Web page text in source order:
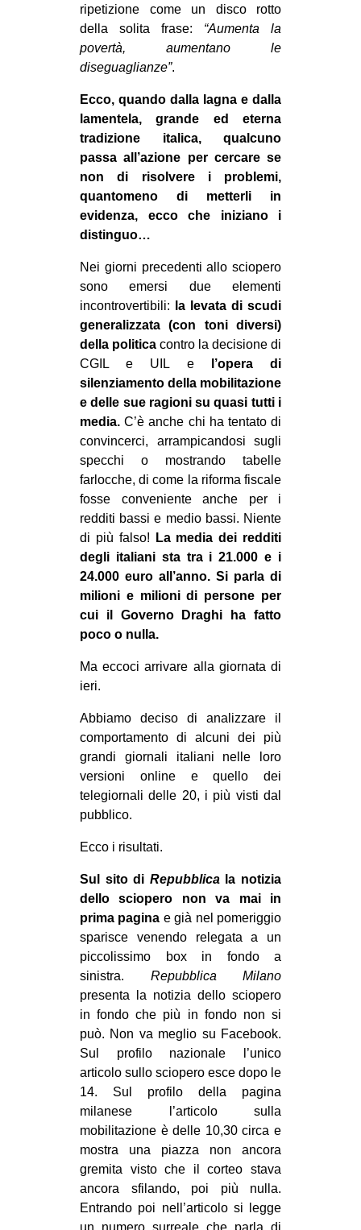
SEARCH
ripetizione come un disco rotto
della solita frase: “Aumenta la
povertà, aumentano le
diseguaglianze”.
Ecco, quando dalla lagna e dalla
lamentela, grande ed eterna
tradizione italica, qualcuno
passa all’azione per cercare se
non di risolvere i problemi,
quantomeno di metterli in
evidenza, ecco che iniziano i
distinguo…
Nei giorni precedenti allo sciopero
sono emersi due elementi
incontrovertibili:
la levata di scudi
generalizzata (con toni diversi)
della politica contro la decisione di
CGIL e UIL e
l’opera di
silenziamento della mobilitazione
e delle sue ragioni su quasi tutti i
media. C’è anche chi ha tentato di
convincerci, arrampicandosi sugli
specchi o mostrando tabelle
farlocche, di come la riforma fiscale
fosse conveniente anche per i
redditi bassi e medio bassi. Niente
di più falso!
La media dei redditi
degli italiani sta tra i 21.000 e i
24.000 euro all’anno. Si parla di
milioni e milioni di persone per
cui il Governo Draghi ha fatto
poco o nulla.
Ma eccoci arrivare alla giornata di
ieri.
Abbiamo deciso di analizzare il
comportamento di alcuni dei più
grandi giornali italiani nelle loro
versioni online e quello dei
telegiornali delle 20, i più visti dal
pubblico.
Ecco i risultati.
Sul sito di Repubblicala notizia
dello sciopero non va mai in
prima pagina e già nel pomeriggio
sparisce venendo relegata a un
piccolissimo box in fondo a
sinistra. Repubblica Milano
presenta la notizia dello sciopero
in fondo che più in fondo non si
può. Non va meglio su Facebook.
Sul profilo nazionale l’unico
articolo sullo sciopero esce dopo le
14. Sul profilo della pagina
milanese l’articolo sulla
mobilitazione è delle 10,30 circa e
mostra una piazza non ancora
gremita visto che il corteo stava
ancora sfilando, poi più nulla.
Entrando poi nell’articolo si legge
un numero surreale che parla di